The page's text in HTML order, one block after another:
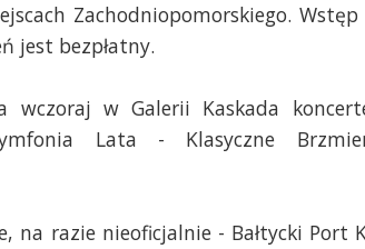
Zachodniopomorskiego.
jest bezpłatny.
wczoraj w Galerii Kaskada
Lata - Klasyczne
na razie nieoficjalnie - Bałtycki Port